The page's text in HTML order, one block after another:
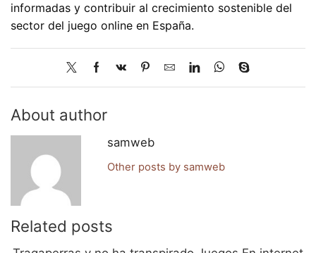
informadas y contribuir al crecimiento sostenible del
sector del juego online en España.
About author
samweb
Other posts by samweb
Related posts